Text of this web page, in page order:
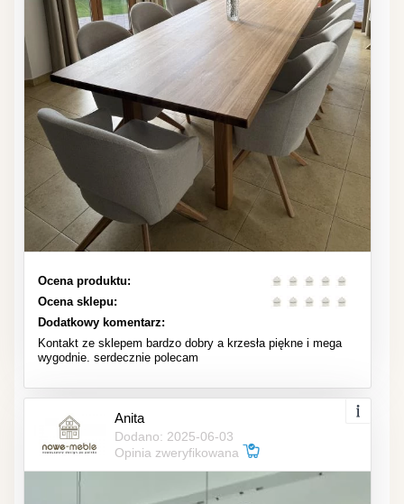
Ocena produktu:
Ocena sklepu:
Dodatkowy komentarz:
Kontakt ze sklepem bardzo dobry a krzesła piękne i mega
wygodnie. serdecznie polecam
Anita
Dodano: 2025-06-03
Opinia zweryfikowana